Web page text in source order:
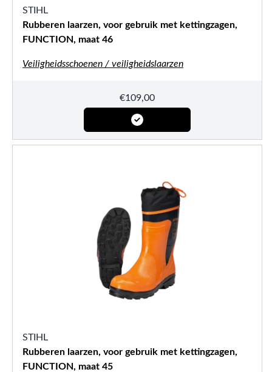
STIHL
Rubberen laarzen, voor gebruik met kettingzagen,
FUNCTION, maat 46
Veiligheidsschoenen / veiligheidslaarzen
€109,00
STIHL
Rubberen laarzen, voor gebruik met kettingzagen,
FUNCTION, maat 45